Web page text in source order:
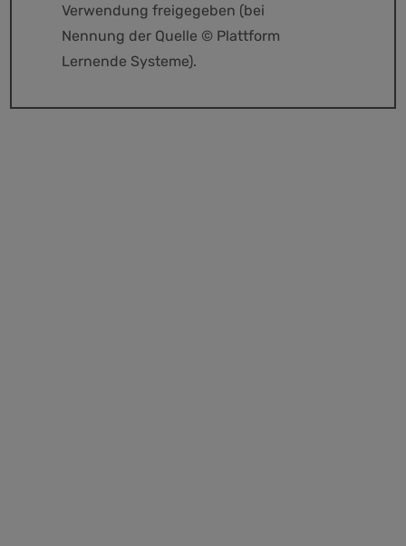
Verwendung freigegeben (bei
Nennung der Quelle © Plattform
Lernende Systeme).